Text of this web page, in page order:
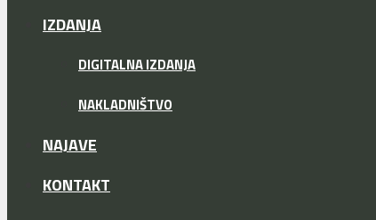
IZDANJA
DIGITALNA IZDANJA
NAKLADNIŠTVO
NAJAVE
KONTAKT